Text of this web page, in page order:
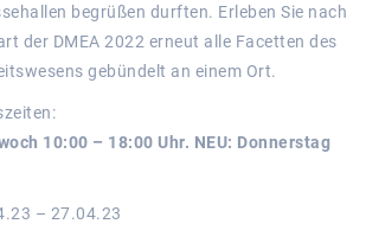
begrüßen durften. Erleben Sie nach
der DMEA 2022 erneut alle Facetten des
gebündelt an einem Ort.
10:00 – 18:00 Uhr. NEU: Donnerstag
– 27.04.23